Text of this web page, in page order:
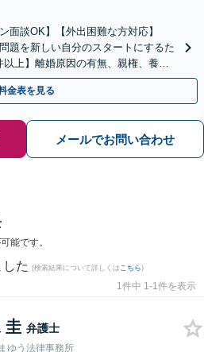
面談OK】【外出困難な方対応】
題を新しい自分のスタートにするた
上】離婚原因の有無、親権、養育
・休日相談可】
金表を見る
メールでお問い合わせ
能です。
た (検索結果について詳しくは こちら)
1件中 1-1件を表示
圭 弁護士
ゆう法律事務所